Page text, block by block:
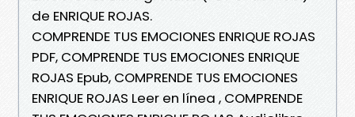
de ENRIQUE ROJAS.
COMPRENDE TUS EMOCIONES ENRIQUE ROJAS
PDF, COMPRENDE TUS EMOCIONES ENRIQUE
ROJAS Epub, COMPRENDE TUS EMOCIONES
ENRIQUE ROJAS Leer en línea , COMPRENDE